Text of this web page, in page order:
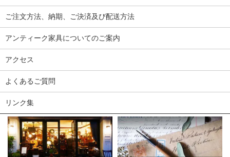
ご注文方法、納期、ご決済及び配送方法
アンティーク家具についてのご案内
アクセス
よくあるご質問
リンク集